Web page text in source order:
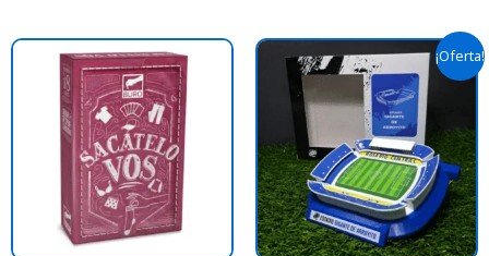
¡Oferta!
precio
original
era:
$ 59.900,00.
precio
actual
es:
$